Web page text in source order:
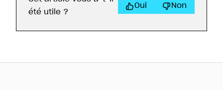
été utile ?
Oui Non